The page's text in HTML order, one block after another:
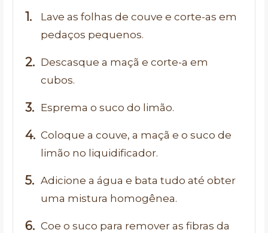
Lave as folhas de couve e corte-as em
pedaços pequenos.
Descasque a maçã e corte-a em
cubos.
Esprema o suco do limão.
Coloque a couve, a maçã e o suco de
limão no liquidificador.
Adicione a água e bata tudo até obter
uma mistura homogênea.
Coe o suco para remover as fibras da